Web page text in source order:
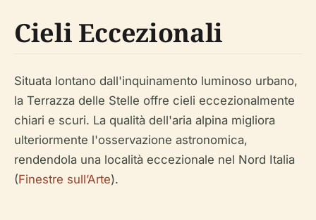
Cieli Eccezionali
Situata lontano dall'inquinamento luminoso urbano,
la Terrazza delle Stelle offre cieli eccezionalmente
chiari e scuri. La qualità dell'aria alpina migliora
ulteriormente l'osservazione astronomica,
rendendola una località eccezionale nel Nord Italia
(Finestre sull’Arte).